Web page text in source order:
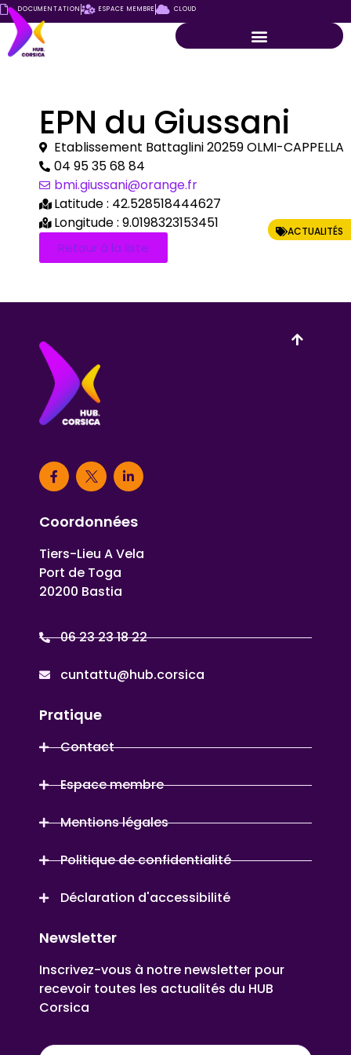
DOCUMENTATION ESPACE MEMBRE CLOUD
ACTUALITÉS
EPN du Giussani
Etablissement Battaglini 20259 OLMI-CAPPELLA
04 95 35 68 84
bmi.giussani@orange.fr
Latitude : 42.528518444627
Longitude : 9.0198323153451
Retour à la liste
Coordonnées
Tiers-Lieu A Vela
Port de Toga
20200 Bastia
06 23 23 18 22
cuntattu@hub.corsica
Pratique
Contact
Espace membre
Mentions légales
Politique de confidentialité
Déclaration d'accessibilité
Newsletter
Inscrivez-vous à notre newsletter pour
recevoir toutes les actualités du HUB
Corsica